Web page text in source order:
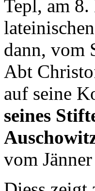
Tepl, am
dann, vom
Abt
auf seine
seines
vom